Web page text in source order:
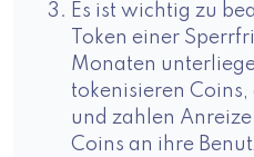
Es ist wichtig zu
Token einer
Monaten
tokenisieren
und zahlen
Coins an ihre